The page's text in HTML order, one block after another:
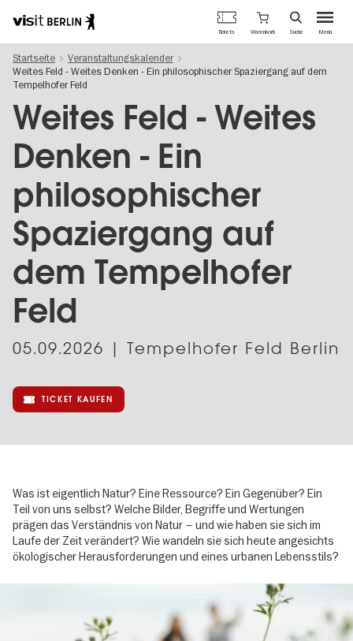
zum
Inhalt
Berlins
offizielles
Tourismusportal
Menü
Tickets Warenkorb Suche
Startseite
Veranstaltungskalender
Weites Feld - Weites Denken - Ein philosophischer Spaziergang auf dem
Tempelhofer Feld
Weites Feld - Weites
Denken - Ein
philosophischer
Spaziergang auf
dem Tempelhofer
Feld
05.09.2026 | Tempelhofer Feld Berlin
TICKET KAUFEN
Was ist eigentlich Natur? Eine Ressource? Ein Gegenüber? Ein
Teil von uns selbst? Welche Bilder, Begriffe und Wertungen
prägen das Verständnis von Natur – und wie haben sie sich im
Laufe der Zeit verändert? Wie wandeln sie sich heute angesichts
ökologischer Herausforderungen und eines urbanen Lebensstils?